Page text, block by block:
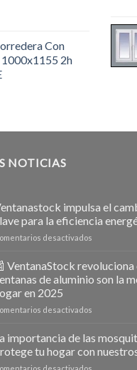
Con
1000x1155 2h
NOTICIAS
impulsa el
para la eficiencia
desactivados
impulsa
el
cambio
la
VentanaStock
de aluminio son la
en 2025
desactivados
revoluciona
el
importancia de las
tu hogar con